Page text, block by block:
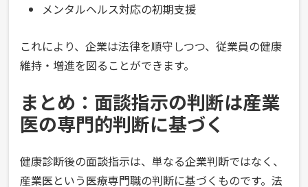
メンタルヘルス対応の初期支援
これにより、企業は法律を順守しつつ、従業員の健康
維持・増進を図ることができます。
まとめ：面談指示の判断は産業
医の専門的判断に基づく
健康診断後の面談指示は、単なる企業判断ではなく、
産業医という医療専門職の判断に基づくものです。法